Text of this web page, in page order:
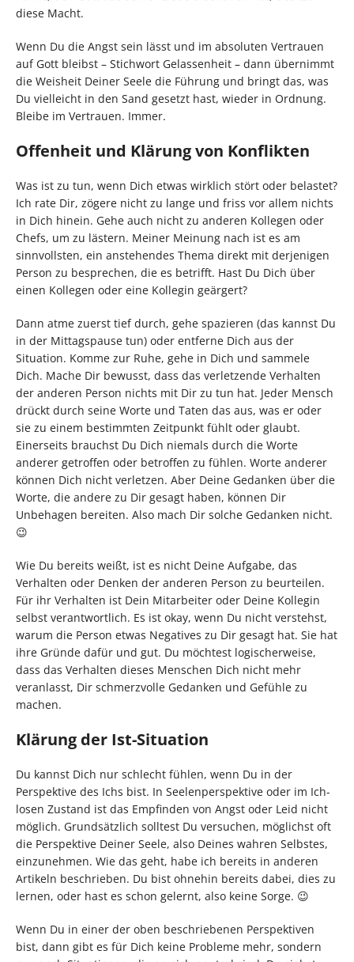
diese Macht.
Wenn Du die Angst sein lässt und im absoluten Vertrauen
auf Gott bleibst – Stichwort Gelassenheit – dann übernimmt
die Weisheit Deiner Seele die Führung und bringt das, was
Du vielleicht in den Sand gesetzt hast, wieder in Ordnung.
Bleibe im Vertrauen. Immer.
Offenheit und Klärung von Konflikten
Was ist zu tun, wenn Dich etwas wirklich stört oder belastet?
Ich rate Dir, zögere nicht zu lange und friss vor allem nichts
in Dich hinein. Gehe auch nicht zu anderen Kollegen oder
Chefs, um zu lästern. Meiner Meinung nach ist es am
sinnvollsten, ein anstehendes Thema direkt mit derjenigen
Person zu besprechen, die es betrifft. Hast Du Dich über
einen Kollegen oder eine Kollegin geärgert?
Dann atme zuerst tief durch, gehe spazieren (das kannst Du
in der Mittagspause tun) oder entferne Dich aus der
Situation. Komme zur Ruhe, gehe in Dich und sammele
Dich. Mache Dir bewusst, dass das verletzende Verhalten
der anderen Person nichts mit Dir zu tun hat. Jeder Mensch
drückt durch seine Worte und Taten das aus, was er oder
sie zu einem bestimmten Zeitpunkt fühlt oder glaubt.
Einerseits brauchst Du Dich niemals durch die Worte
anderer getroffen oder betroffen zu fühlen. Worte anderer
können Dich nicht verletzen. Aber Deine Gedanken über die
Worte, die andere zu Dir gesagt haben, können Dir
Unbehagen bereiten. Also mach Dir solche Gedanken nicht.
😉
Wie Du bereits weißt, ist es nicht Deine Aufgabe, das
Verhalten oder Denken der anderen Person zu beurteilen.
Für ihr Verhalten ist Dein Mitarbeiter oder Deine Kollegin
selbst verantwortlich. Es ist okay, wenn Du nicht verstehst,
warum die Person etwas Negatives zu Dir gesagt hat. Sie hat
ihre Gründe dafür und gut. Du möchtest logischerweise,
dass das Verhalten dieses Menschen Dich nicht mehr
veranlasst, Dir schmerzvolle Gedanken und Gefühle zu
machen.
Klärung der Ist-Situation
Du kannst Dich nur schlecht fühlen, wenn Du in der
Perspektive des Ichs bist. In Seelenperspektive oder im Ich-
losen Zustand ist das Empfinden von Angst oder Leid nicht
möglich. Grundsätzlich solltest Du versuchen, möglichst oft
die Perspektive Deiner Seele, also Deines wahren Selbstes,
einzunehmen. Wie das geht, habe ich bereits in anderen
Artikeln beschrieben. Du bist ohnehin bereits dabei, dies zu
lernen, oder hast es schon gelernt, also keine Sorge. 😉
Wenn Du in einer der oben beschriebenen Perspektiven
bist, dann gibt es für Dich keine Probleme mehr, sondern